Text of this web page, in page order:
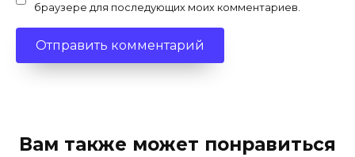
браузере для последующих моих комментариев.
Вам также может понравиться